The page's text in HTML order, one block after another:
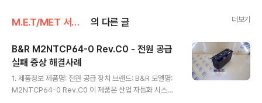
M.E.T/MET 서비스 의 다른 글 더보기
B&R M2NTCP64-0 Rev.C0 - 전원 공급
실패 증상 해결사례
1. 제품정보 제품명: 전원 공급 장치 브랜드: B&R 모델명:
M2NTCP64-0 Rev.C0 이 제품은 산업 자동화 시스템